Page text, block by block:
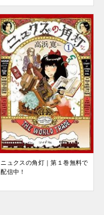
ニュクスの角灯｜第１巻無料で
配信中！